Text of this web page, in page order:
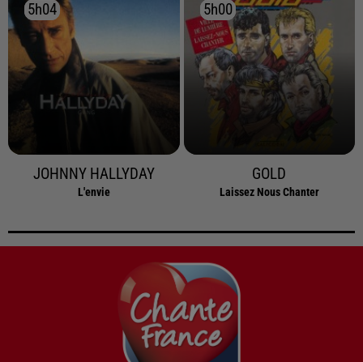
5h04
5h04
JOHNNY HALLYDAY
L'envie
5h00
5h00
GOLD
Laissez Nous Chanter